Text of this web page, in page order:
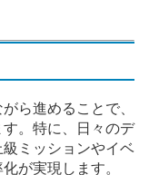
ら進めることで、
。特に、日々のデ
ミッションやイベ
が実現します。